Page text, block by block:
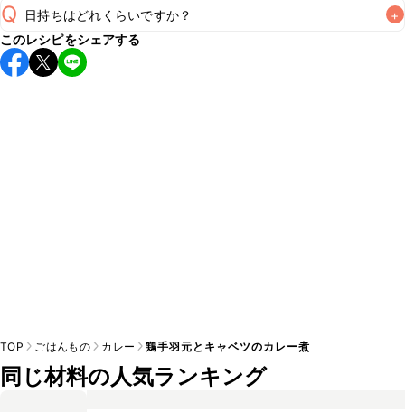
Q 日持ちはどれくらいですか？ +
保存期間は冷蔵で翌日中が目安です。なるべくお早めにお召
し上がりください。
このレシピをシェアする
TOP ごはんもの カレー 鶏手羽元とキャベツのカレー煮
同じ材料の人気ランキング